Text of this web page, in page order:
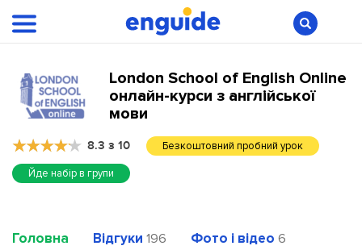
London School of English Online
онлайн-курси з англійської
мови
8.3 з 10 Безкоштовний пробний урок
Йде набір в групи
Головна Відгуки 196 Фото і відео 6